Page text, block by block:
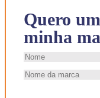
Quero
minha